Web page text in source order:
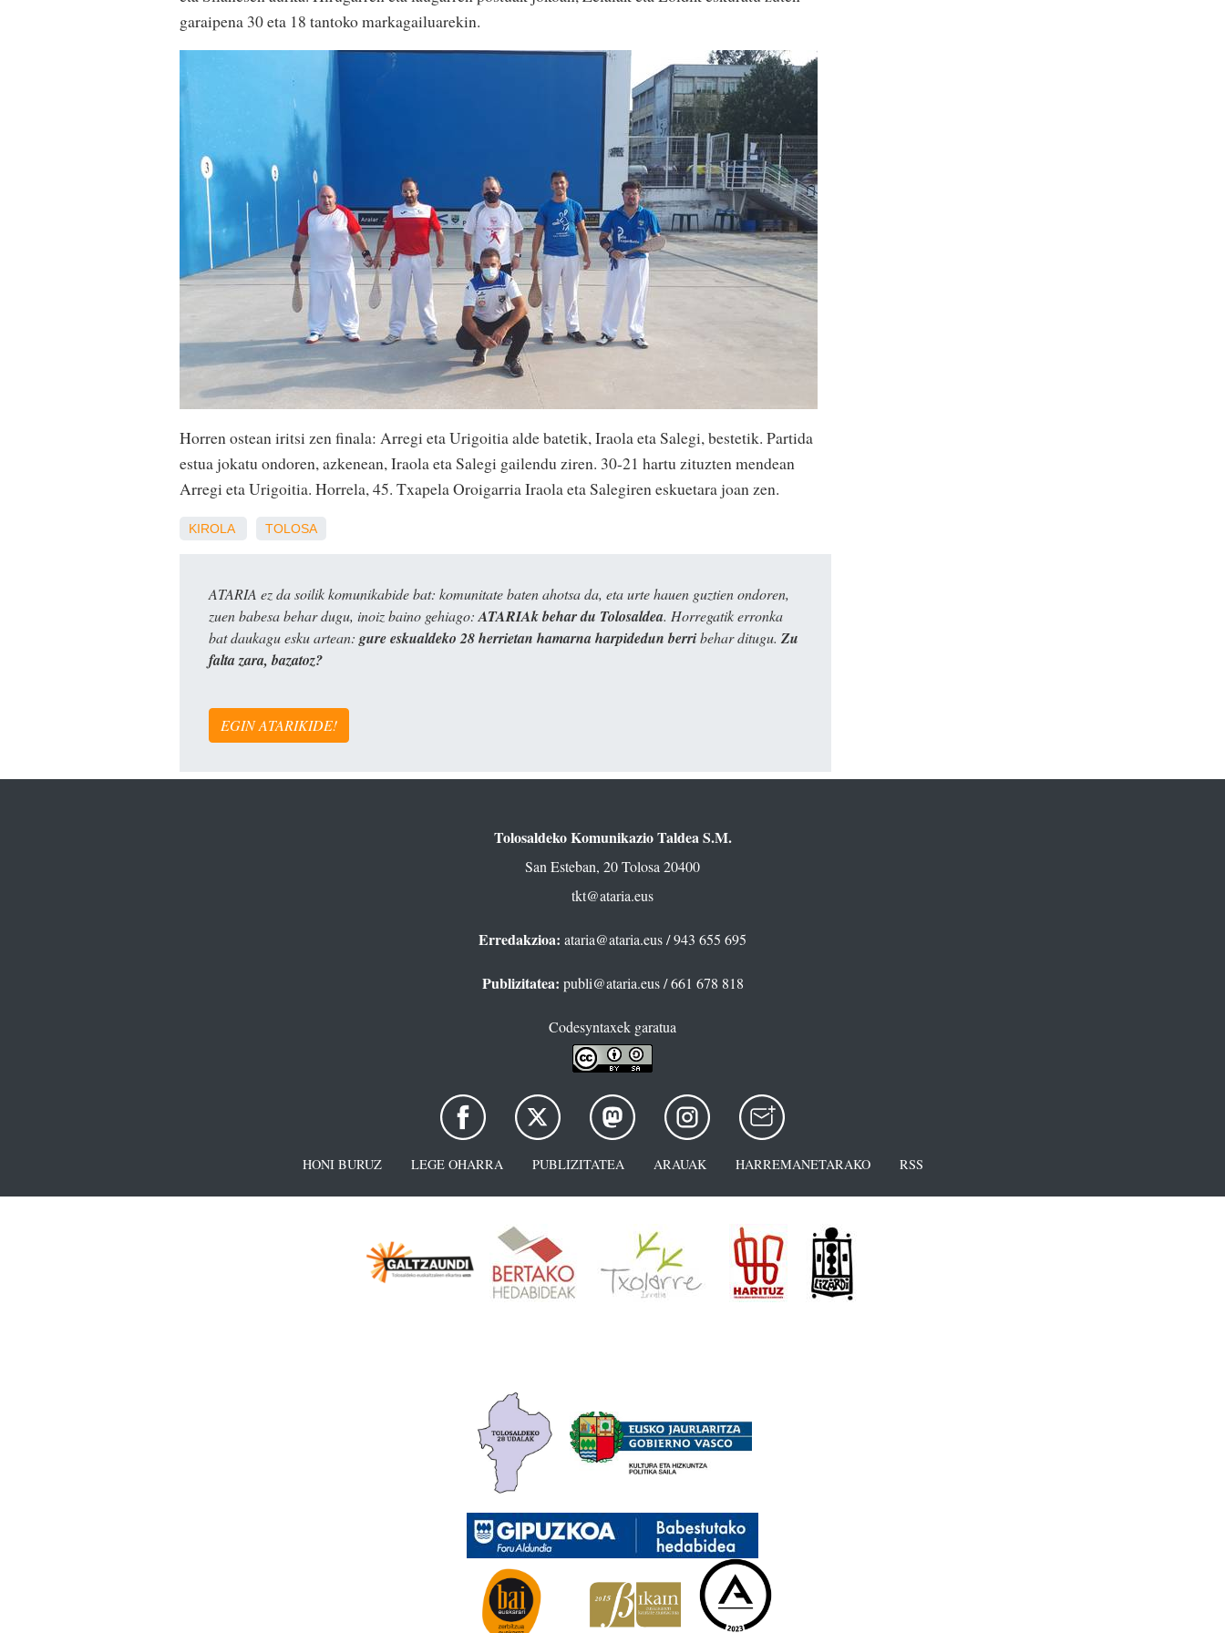
garaipena 30 eta 18 tantoko markagailuarekin.
Horren ostean iritsi zen finala: Arregi eta Urigoitia alde batetik, Iraola eta Salegi, bestetik. Partida
estua jokatu ondoren, azkenean, Iraola eta Salegi gailendu ziren. 30-21 hartu zituzten mendean
Arregi eta Urigoitia. Horrela, 45. Txapela Oroigarria Iraola eta Salegiren eskuetara joan zen.
KIROLA TOLOSA
ATARIA ez da soilik komunikabide bat: komunitate baten ahotsa da, eta urte hauen guztien ondoren,
zuen babesa behar dugu, inoiz baino gehiago: ATARIAk behar du Tolosaldea. Horregatik erronka
bat daukagu esku artean: gure eskualdeko 28 herrietan hamarna harpidedun berribehar ditugu. Zu
falta zara, bazatoz?
EGIN ATARIKIDE!
Tolosaldeko Komunikazio Taldea S.M.
San Esteban, 20 Tolosa 20400
tkt@ataria.eus
Erredakzioa: ataria@ataria.eus/ 943 655 695
Publizitatea: publi@ataria.eus/ 661 678 818
Codesyntaxek garatua
HONI BURUZ LEGE OHARRA PUBLIZITATEA ARAUAK HARREMANETARAKO RSS